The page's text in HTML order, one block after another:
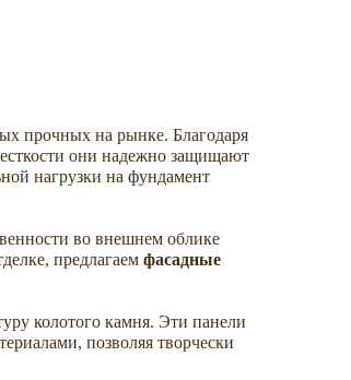
прочных на рынке. Благодаря
они надежно защищают
нагрузки на фундамент
во внешнем облике
предлагаем фасадные
колотого камня. Эти панели
позволяя творчески